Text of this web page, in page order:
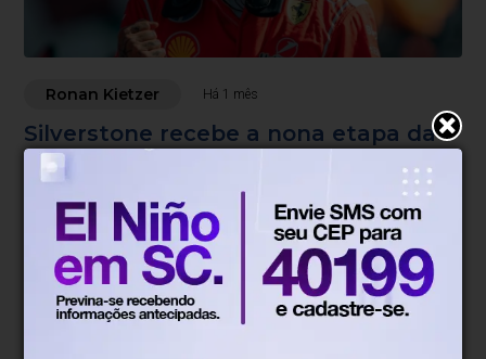
Ronan Kietzer Há 1 mês
Silverstone recebe a nona etapa da
F1 — no circuito onde tudo começou
Bora acelerar, com Ronan Kietzer.